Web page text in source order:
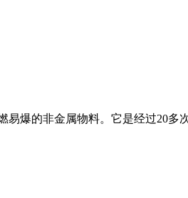
爆的非金属物料。它是经过20多